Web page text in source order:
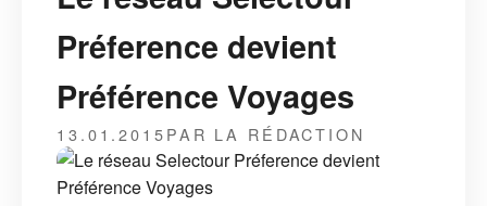
Préference devient
Préférence Voyages
13.01.2015PAR LA RÉDACTION